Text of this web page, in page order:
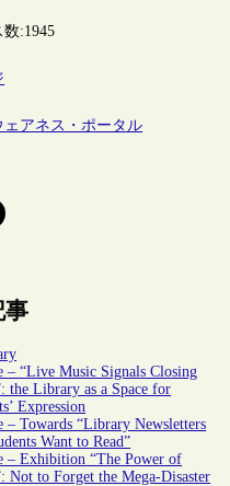
数:1945
ェアネス・ポータル
事
– “Live Music Signals Closing
the Library as a Space for
Expression
– Towards “Library Newsletters
Want to Read”
– Exhibition “The Power of
Not to Forget the Mega-Disaster